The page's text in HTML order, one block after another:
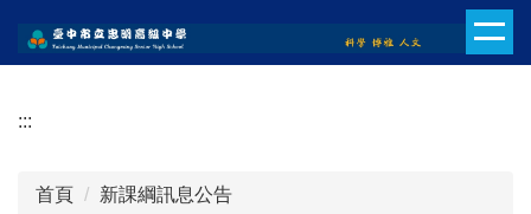
到
內
:::
首頁 新課綱訊息公告